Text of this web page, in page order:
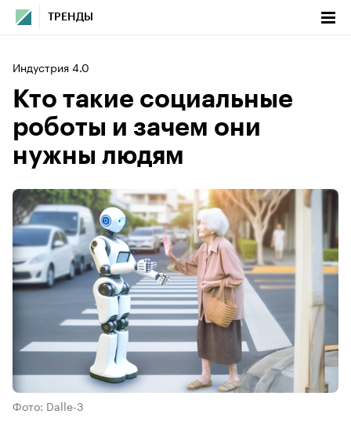
ТРЕНДЫ
Индустрия 4.0
Кто такие социальные
роботы и зачем они
нужны людям
Фото: Dalle-3